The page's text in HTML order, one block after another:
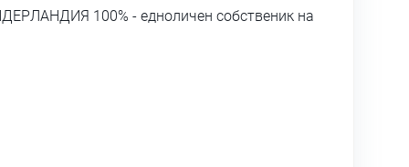
100% - едноличен собственик на